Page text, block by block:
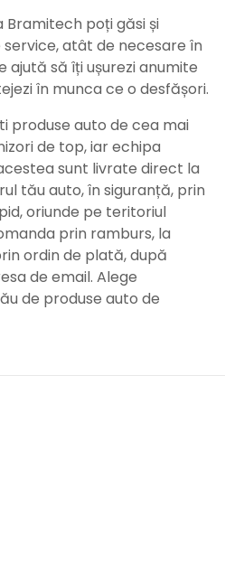
Bramitech poți găsi și
atât de necesare în
ajută să îți ușurezi anumite
în munca ce o desfășori.
produse auto de cea mai
de top, iar echipa
sunt livrate direct la
tău auto, în siguranță, prin
oriunde pe teritoriul
prin ramburs, la
ordin de plată, după
de email. Alege
de produse auto de